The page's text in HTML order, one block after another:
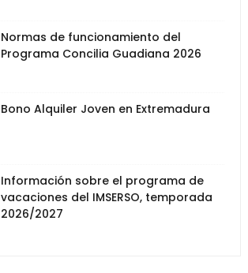
Normas de funcionamiento del
Programa Concilia Guadiana 2026
Bono Alquiler Joven en Extremadura
Información sobre el programa de
vacaciones del IMSERSO, temporada
2026/2027